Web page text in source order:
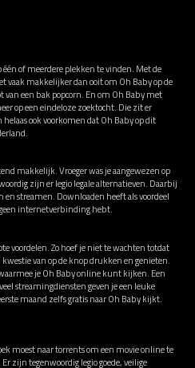
of meerdere plekken te vinden. Met de
vaak makkelijker dan ooit om Oh Baby op de
een bak popcorn. En om Oh Baby met
op een eindeloze zoektocht. Die zit er
ook voorkomen dat Oh Baby op dit
makkelijk. Vroeger was je aangewezen op
zijn er legio legale alternatieven. Daarbij
en streamen. Downloaden heeft als voordeel
internetverbinding hebt.
voordelen. Zo hoef je niet te wachten totdat
van op de knop drukken en genieten.
je Oh Baby online kunt kijken. Een
streamingdiensten geven je een leuke
maand zelfs gratis naar Oh Baby kijkt.
moest naar torrents om een movie online te
zijn tegenwoordig legio goede, veilige